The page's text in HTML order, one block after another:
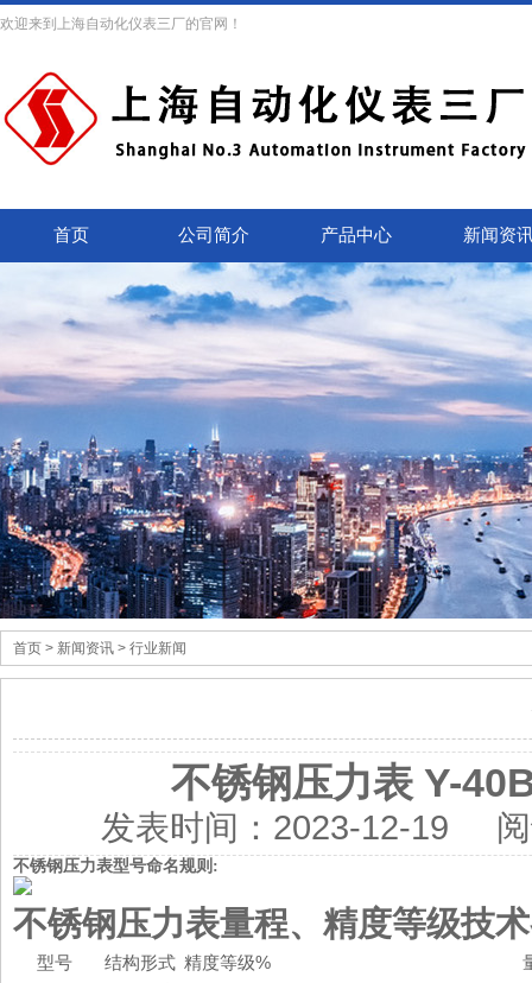
欢迎来到上海自动化仪表三厂的官网！
首页 公司简介 产品中心 新闻资
首页 > 新闻资讯 > 行业新闻
不锈钢压力表 Y-
发表时间： 2023-12-19 阅
不锈钢压力表型号命名规则:
不锈钢压力表量程、精度等级技
型号 结构形式 精度等级%